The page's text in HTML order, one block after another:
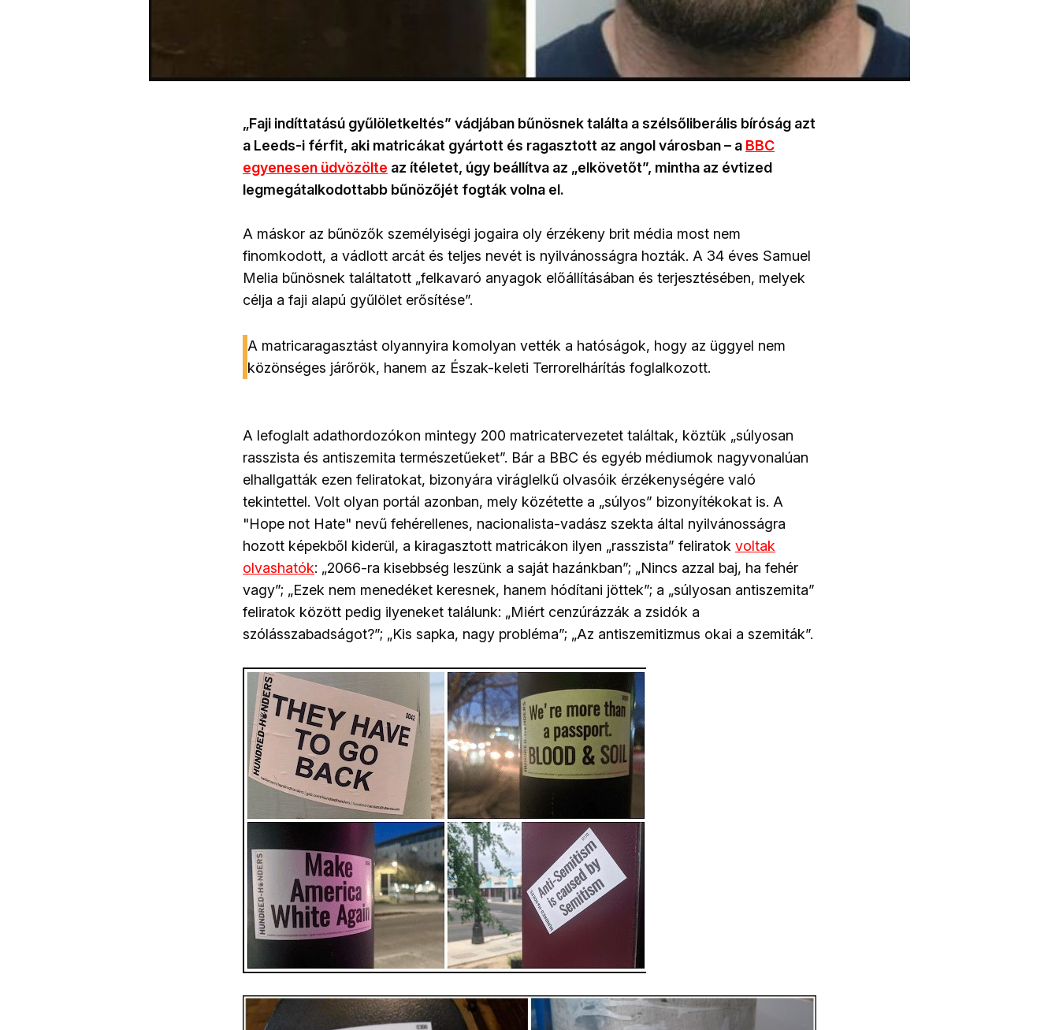
„Faji indíttatású gyűlöletkeltés” vádjában bűnösnek találta a szélsőliberális bíróság azt
a Leeds-i férfit, aki matricákat gyártott és ragasztott az angol városban – a BBC
egyenesen üdvözölte az ítéletet, úgy beállítva az „elkövetőt”, mintha az évtized
legmegátalkodottabb bűnözőjét fogták volna el.
A máskor az bűnözők személyiségi jogaira oly érzékeny brit média most nem
finomkodott, a vádlott arcát és teljes nevét is nyilvánosságra hozták. A 34 éves Samuel
Melia bűnösnek találtatott „felkavaró anyagok előállításában és terjesztésében, melyek
célja a faji alapú gyűlölet erősítése”.
A matricaragasztást olyannyira komolyan vették a hatóságok, hogy az üggyel nem
közönséges járőrök, hanem az Észak-keleti Terrorelhárítás foglalkozott.
A lefoglalt adathordozókon mintegy 200 matricatervezetet találtak, köztük „súlyosan
rasszista és antiszemita természetűeket”. Bár a BBC és egyéb médiumok nagyvonalúan
elhallgatták ezen feliratokat, bizonyára viráglelkű olvasóik érzékenységére való
tekintettel. Volt olyan portál azonban, mely közétette a „súlyos” bizonyítékokat is. A
"Hope not Hate" nevű fehérellenes, nacionalista-vadász szekta által nyilvánosságra
hozott képekből kiderül, a kiragasztott matricákon ilyen „rasszista” feliratok voltak
olvashatók: „2066-ra kisebbség leszünk a saját hazánkban”; „Nincs azzal baj, ha fehér
vagy”; „Ezek nem menedéket keresnek, hanem hódítani jöttek”; a „súlyosan antiszemita”
feliratok között pedig ilyeneket találunk: „Miért cenzúrázzák a zsidók a
szólásszabadságot?”; „Kis sapka, nagy probléma”; „Az antiszemitizmus okai a szemiták”.